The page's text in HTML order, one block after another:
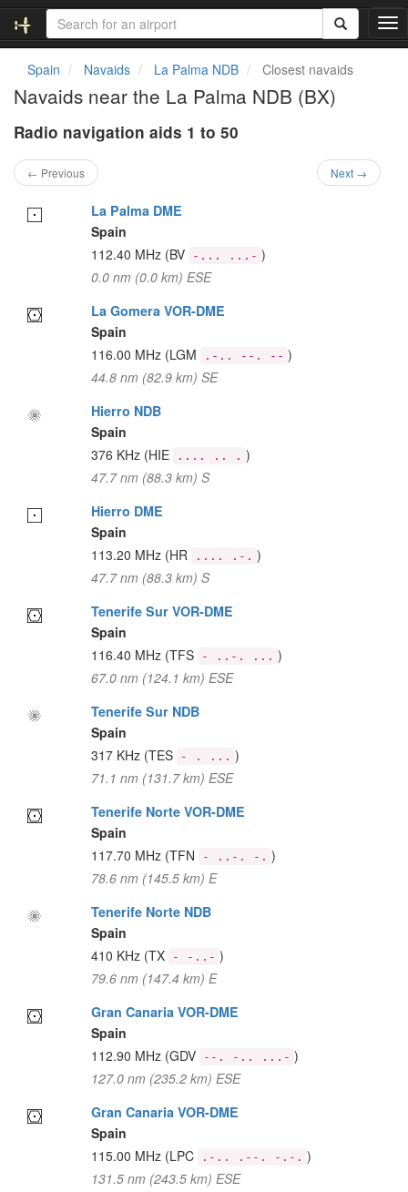
T
o
Spain Navaids La Palma NDB Closest navaids
Navaids near the La Palma NDB (BX)
Radio navigation aids 1 to 50
← Previous Next →
La Palma DME
Spain
112.40 MHz (BV -... ...- )
0.0 nm (0.0 km) ESE
La Gomera VOR-DME
Spain
116.00 MHz (LGM .-.. --. -- )
44.8 nm (82.9 km) SE
Hierro NDB
Spain
376 KHz (HIE .... .. . )
47.7 nm (88.3 km) S
Hierro DME
Spain
113.20 MHz (HR .... .-. )
47.7 nm (88.3 km) S
Tenerife Sur VOR-DME
Spain
116.40 MHz (TFS - ..-. ... )
67.0 nm (124.1 km) ESE
Tenerife Sur NDB
Spain
317 KHz (TES - . ... )
71.1 nm (131.7 km) ESE
Tenerife Norte VOR-DME
Spain
117.70 MHz (TFN - ..-. -. )
78.6 nm (145.5 km) E
Tenerife Norte NDB
Spain
410 KHz (TX - -..- )
79.6 nm (147.4 km) E
Gran Canaria VOR-DME
Spain
112.90 MHz (GDV --. -.. ...- )
127.0 nm (235.2 km) ESE
Gran Canaria VOR-DME
Spain
115.00 MHz (LPC .-.. .--. -.-. )
131.5 nm (243.5 km) ESE